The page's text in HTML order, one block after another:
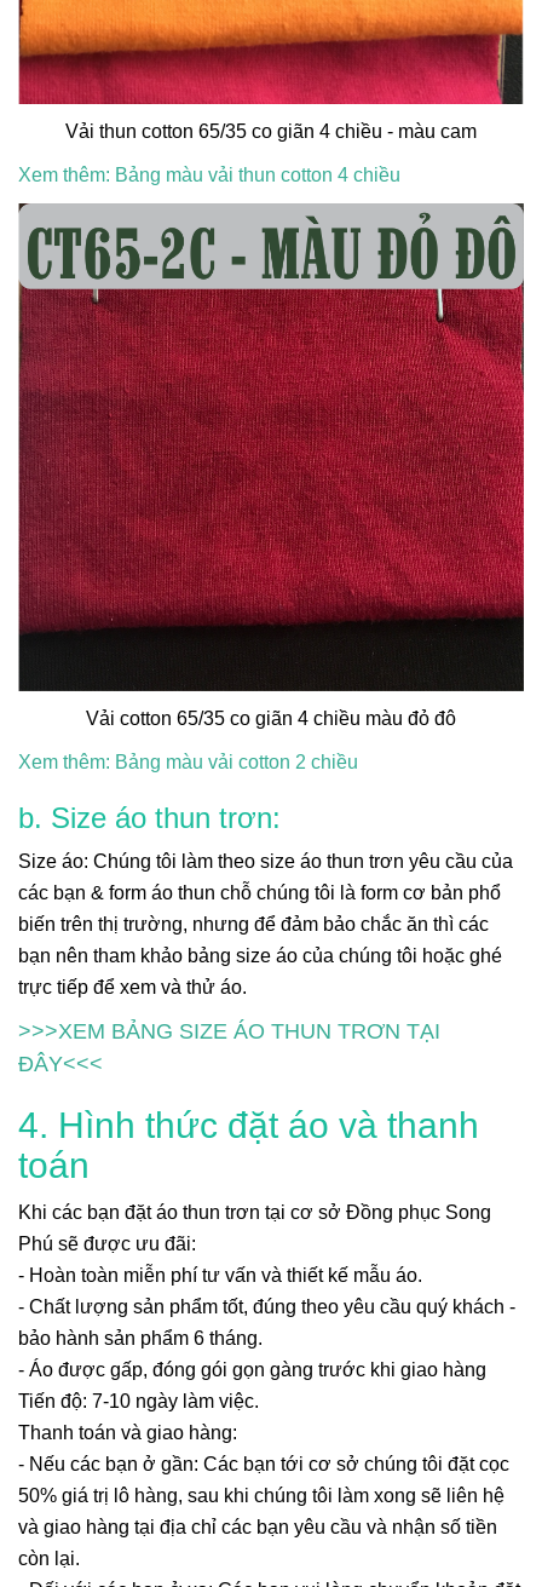
Vải thun cotton 65/35 co giãn 4 chiều - màu cam
Xem thêm: Bảng màu vải thun cotton 4 chiều
Vải cotton 65/35 co giãn 4 chiều màu đỏ đô
Xem thêm: Bảng màu vải cotton 2 chiều
b. Size áo thun trơn:
Size áo: Chúng tôi làm theo size áo thun trơn yêu cầu của
các bạn & form áo thun chỗ chúng tôi là form cơ bản phổ
biến trên thị trường, nhưng để đảm bảo chắc ăn thì các
bạn nên tham khảo bảng size áo của chúng tôi hoặc ghé
trực tiếp để xem và thử áo.
>>>XEM BẢNG SIZE ÁO THUN TRƠN TẠI
ĐÂY<<<
4. Hình thức đặt áo và thanh
toán
Khi các bạn đặt áo thun trơn tại cơ sở Đồng phục Song
Phú sẽ được ưu đãi:
- Hoàn toàn miễn phí tư vấn và thiết kế mẫu áo.
- Chất lượng sản phẩm tốt, đúng theo yêu cầu quý khách -
bảo hành sản phẩm 6 tháng.
- Áo được gấp, đóng gói gọn gàng trước khi giao hàng
Tiến độ: 7-10 ngày làm việc.
Thanh toán và giao hàng:
- Nếu các bạn ở gần: Các bạn tới cơ sở chúng tôi đặt cọc
50% giá trị lô hàng, sau khi chúng tôi làm xong sẽ liên hệ
và giao hàng tại địa chỉ các bạn yêu cầu và nhận số tiền
còn lại.